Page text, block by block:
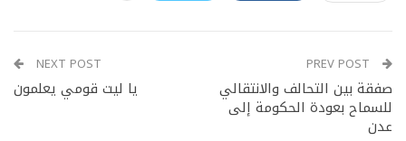
صفقة بين التحالف والانتقالي
للسماح بعودة الحكومة إلى
عدن
NEXT POST
يا ليت قومي يعلمون